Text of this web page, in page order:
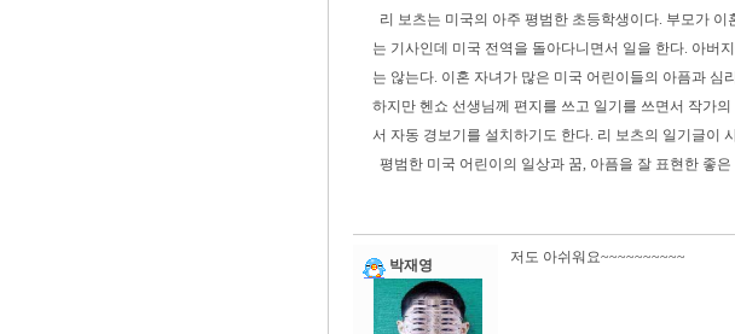
리 보츠는 미국의 아주 평범한 초등학생이다. 부모가
는 기사인데 미국 전역을 돌아다니면서 일을 한다. 아버
는 않는다. 이혼 자녀가 많은 미국 어린이들의 아픔과
하지만 헨쇼 선생님께 편지를 쓰고 일기를 쓰면서 작가
서 자동 경보기를 설치하기도 한다. 리 보츠의 일기글이
평범한 미국 어린이의 일상과 꿈, 아픔을 잘 표현한 좋
박재영 저도 아쉬워요~~~~~~~~~~